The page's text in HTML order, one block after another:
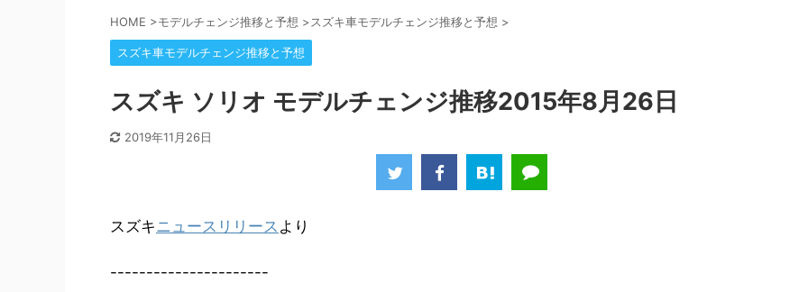
HOME >モデルチェンジ推移と予想 >スズキ車モデルチェンジ推移と予想 >
スズキ車モデルチェンジ推移と予想
スズキ ソリオ モデルチェンジ推移2015年8月26日
2019年11月26日
スズキニュースリリース より
----------------------